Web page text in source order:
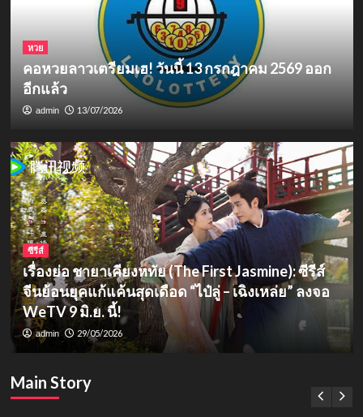
Main Story
หวย
คอหวยลาวเตรียมเฮ! วันนี้ 13 กรกฎาคม 2569
admin 13/07/2026
หวย
คอหวยลาวเตรียมเฮ! วันนี้ 13 กรกฎาคม 2569 ออก
อีกแล้ว
admin 13/07/2026
ซีรีส์
เรื่องย่อ ชายาเคียงหทัย (The First Jasmine): ซีรีส์
จีนย้อนยุคแก้แค้นสุดเดือด “ไป๋ลู่ – เฉิงเหล่ย” ลงจอ
WeTV 9 มิ.ย. นี้!
admin 29/05/2026
3
ซีรีส์
รีเมกครั้งใหญ่! จั่นเจาตะลุยยุทธภพ
(2026) เมื่อ “หยางหยาง” สวมบทจอมยุทธ
ผู้ผดุงความยุติธรรมบน Disney+
ซีรีส์
รีวิวเรื่องย่อ “นางกำนัลตัวแสบแห่งวัง
หลวง” (2026) มินิซีรีส์จีนทะลุมิติ
เรื่องย่อ สอดสร้อยมาลา (The Bangkok